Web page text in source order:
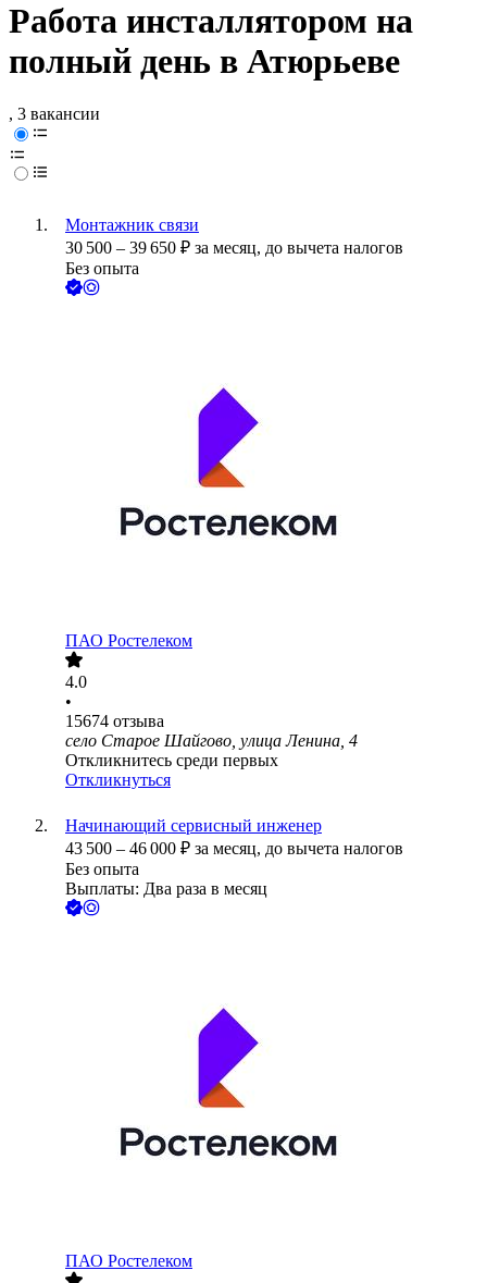
Работа инсталлятором на
полный день в Атюрьеве
, 3 вакансии
Монтажник связи
30 500 – 39 650 ₽ за месяц, до вычета налогов
Без опыта
ПАО Ростелеком
4.0
•
15674 отзыва
село Старое Шайгово, улица Ленина, 4
Откликнитесь среди первых
Откликнуться
Начинающий сервисный инженер
43 500 – 46 000 ₽ за месяц, до вычета налогов
Без опыта
Выплаты: Два раза в месяц
ПАО Ростелеком